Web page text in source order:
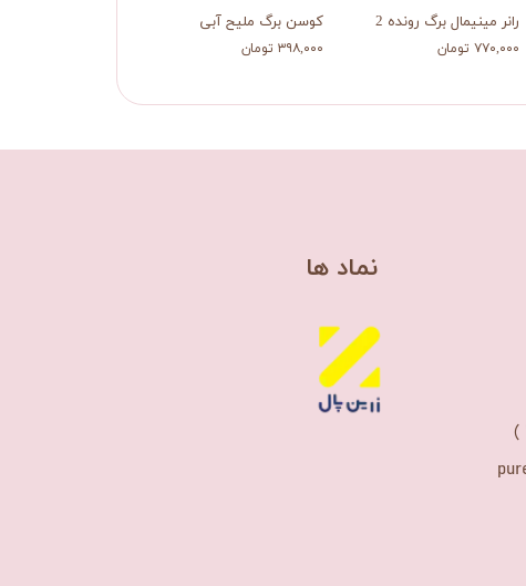
کوسن برگ ملیح آبی
۳۹۸,۰۰۰ تومان
رانر مینیمال برگ رونده 2
۷۷۰,۰۰۰ تومان
​نماد ها